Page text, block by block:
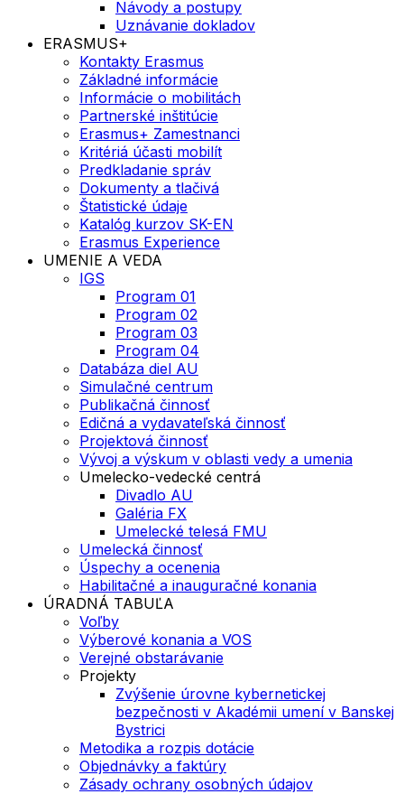
Návody a postupy
Uznávanie dokladov
ERASMUS+
Kontakty Erasmus
Základné informácie
Informácie o mobilitách
Partnerské inštitúcie
Erasmus+ Zamestnanci
Kritériá účasti mobilít
Predkladanie správ
Dokumenty a tlačivá
Štatistické údaje
Katalóg kurzov SK-EN
Erasmus Experience
UMENIE A VEDA
IGS
Program 01
Program 02
Program 03
Program 04
Databáza diel AU
Simulačné centrum
Publikačná činnosť
Edičná a vydavateľská činnosť
Projektová činnosť
Vývoj a výskum v oblasti vedy a umenia
Umelecko-vedecké centrá
Divadlo AU
Galéria FX
Umelecké telesá FMU
Umelecká činnosť
Úspechy a ocenenia
Habilitačné a inauguračné konania
ÚRADNÁ TABUĽA
Voľby
Výberové konania a VOS
Verejné obstarávanie
Projekty
Zvýšenie úrovne kybernetickej
bezpečnosti v Akadémii umení v Banskej
Bystrici
Metodika a rozpis dotácie
Objednávky a faktúry
Zásady ochrany osobných údajov